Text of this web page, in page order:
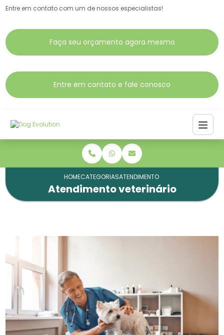
Entre em contato com um de nossos especialistas!
Faça seu orçamento agora mesmo
Entre em contato e fale conosco
HOMECATEGORIASATENDIMENTO VETERINÁRIO
Atendimento veterinário